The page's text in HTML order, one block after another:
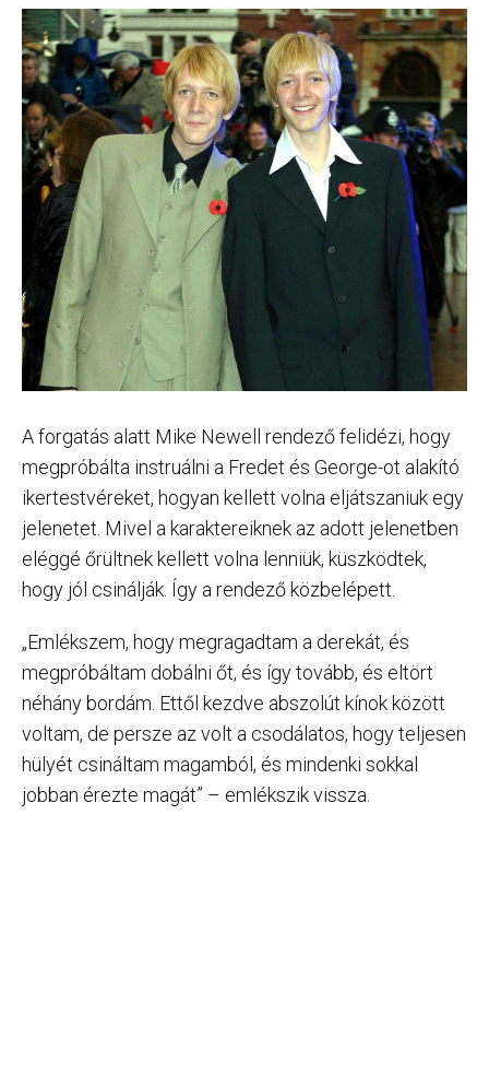
A forgatás alatt Mike Newell rendező felidézi, hogy
megpróbálta instruálni a Fredet és George-ot alakító
ikertestvéreket, hogyan kellett volna eljátszaniuk egy
jelenetet. Mivel a karaktereiknek az adott jelenetben
eléggé őrültnek kellett volna lenniük, küszködtek,
hogy jól csinálják. Így a rendező közbelépett.
„Emlékszem, hogy megragadtam a derekát, és
megpróbáltam dobálni őt, és így tovább, és eltört
néhány bordám. Ettől kezdve abszolút kínok között
voltam, de persze az volt a csodálatos, hogy teljesen
hülyét csináltam magamból, és mindenki sokkal
jobban érezte magát” – emlékszik vissza.